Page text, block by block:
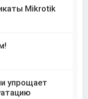
Mikrotik
упрощает